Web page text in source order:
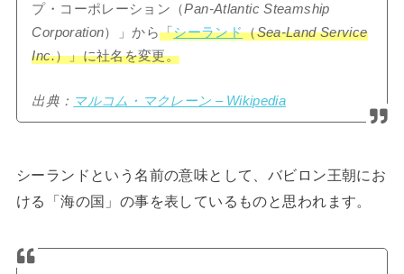
プ・コーポレーション（Pan-Atlantic Steamship
Corporation）」から「シーランド（Sea-Land Service
Inc.）」に社名を変更。
出典： マルコム・マクレーン – Wikipedia
シーランドという名前の意味として、バビロン王朝にお
ける「海の国」の事を表しているものと思われます。